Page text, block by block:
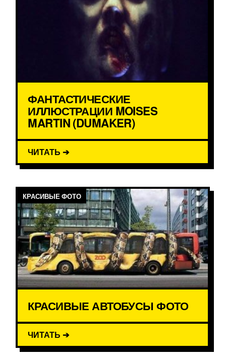
ФАНТАСТИЧЕСКИЕ
ИЛЛЮСТРАЦИИ MOISES
MARTIN (DUMAKER)
ЧИТАТЬ ➔
КРАСИВЫЕ ФОТО
КРАСИВЫЕ АВТОБУСЫ ФОТО
ЧИТАТЬ ➔